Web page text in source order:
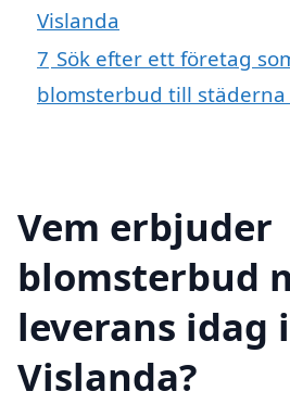
Vislanda
7 Sök efter ett företag
blomsterbud till städerna
Vem erbjuder
blomsterbud
leverans idag i
Vislanda?